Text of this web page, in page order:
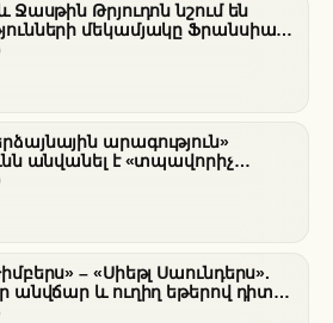
Ջասթին Թրյուդոն նշում են
մեկամյակը Ֆրանսիայի
արագություն»
անվանել է «տպավորիչ
Սենատում Ֆաուչիի լսումների
– «Սիեթլ Սաունդերս».
անվճար և ուղիղ եթերով դիտել